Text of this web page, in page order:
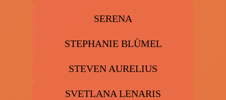
SERENA
STEPHANIE BLÜMEL
STEVEN AURELIUS
SVETLANA LENARIS